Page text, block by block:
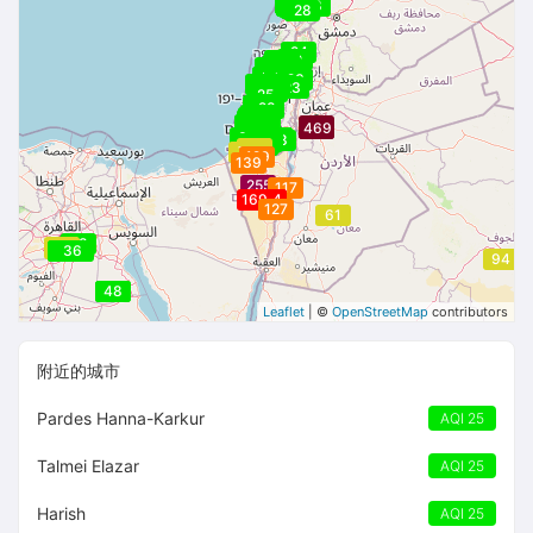
255
28
61
94
33
469
25
27
28
164
48
46
469
23 23
47
164
48
26
44
25
27
23
78
53
27
30
23
46
469
23 21
47
169
26
48
26
22
78
129
26
28
36
23
127
28
44
24
26
24
70
27
24
33
117
37
25
26
41
22
44
139
44
30
22
24
Leaflet | © OpenStreetMapcontributors
附近的城市
Pardes Hanna-Karkur AQI 25
Talmei Elazar AQI 25
Harish AQI 25